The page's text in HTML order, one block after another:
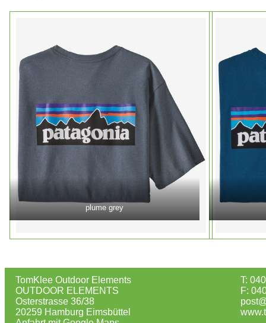
plume grey
TomKlee Outdoor Elements
OUTDOOR ELEMENTS
Osterstrasse 36/38
20259 Hamburg Eimsbüttel
T:
F: